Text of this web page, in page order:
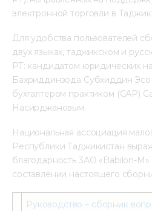
электронной торговли в
Для удобства пользователей
двух языках, таджикском и
РТ: кандидатом юридических
Бахриддинзода Субхиддин
бухгалтером практиком (САР)
Насирджановым.
Национальная ассоциация
Республики Таджикистан
благодарность 3АО «Babilon-M»
составлении настоящего
Руководство – сборник